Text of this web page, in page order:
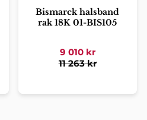
Bismarck halsband
rak 18K 01-BIS105
9 010kr
11 263kr